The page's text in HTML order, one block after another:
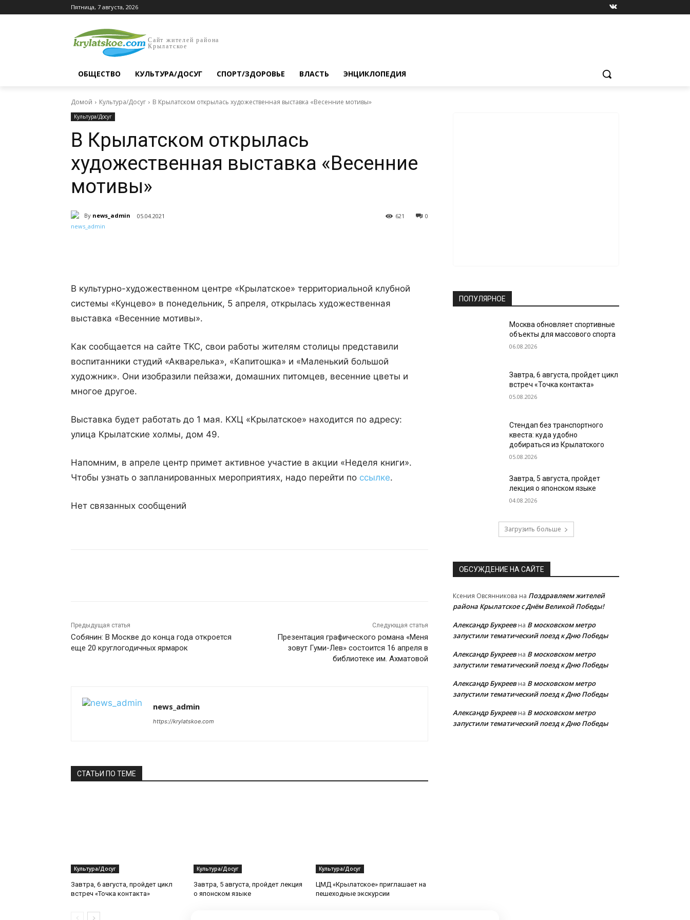
Пятница, 7 августа, 2026
Сайт жителей района
Крылатское
ОБЩЕСТВО КУЛЬТУРА/ДОСУГ СПОРТ/ЗДОРОВЬЕ ВЛАСТЬ ЭНЦИКЛОПЕДИЯ
Домой Культура/Досуг В Крылатском открылась художественная выставка «Весенние мотивы»
Культура/Досуг
В Крылатском открылась
художественная выставка «Весенние
мотивы»
By news_admin 05.04.2021 0
621
В культурно-художественном центре «Крылатское» территориальной клубной
системы «Кунцево» в понедельник, 5 апреля, открылась художественная
выставка «Весенние мотивы».
Как сообщается на сайте ТКС, свои работы жителям столицы представили
воспитанники студий «Акварелька», «Капитошка» и «Маленький большой
художник». Они изобразили пейзажи, домашних питомцев, весенние цветы и
многое другое.
Выставка будет работать до 1 мая. КХЦ «Крылатское» находится по адресу:
улица Крылатские холмы, дом 49.
Напомним, в апреле центр примет активное участие в акции «Неделя книги».
Чтобы узнать о запланированных мероприятиях, надо перейти по ссылке.
Нет связанных сообщений
Предыдущая статья
Собянин: В Москве до конца года откроется
еще 20 круглогодичных ярмарок
Следующая статья
Презентация графического романа «Меня
зовут Гуми-Лев» состоится 16 апреля в
библиотеке им. Ахматовой
news_admin
https://krylatskoe.com
СТАТЬИ ПО ТЕМЕ
Культура/Досуг
Завтра, 6 августа, пройдет цикл
встреч «Точка контакта»
Культура/Досуг
Завтра, 5 августа, пройдет лекция
о японском языке
Культура/Досуг
ЦМД «Крылатское» приглашает на
пешеходные экскурсии
ПОПУЛЯРНОЕ
Москва обновляет спортивные
объекты для массового спорта
06.08.2026
Завтра, 6 августа, пройдет цикл
встреч «Точка контакта»
05.08.2026
Стендап без транспортного
квеста: куда удобно
добираться из Крылатского
05.08.2026
Завтра, 5 августа, пройдет
лекция о японском языке
04.08.2026
Загрузить больше
ОБСУЖДЕНИЕ НА САЙТЕ
Ксения Овсянникова на Поздравляем жителей
района Крылатское с Днём Великой Победы!
Александр Букреевна В московском метро
запустили тематический поезд к Дню Победы
Александр Букреевна В московском метро
запустили тематический поезд к Дню Победы
Александр Букреевна В московском метро
запустили тематический поезд к Дню Победы
Александр Букреевна В московском метро
запустили тематический поезд к Дню Победы